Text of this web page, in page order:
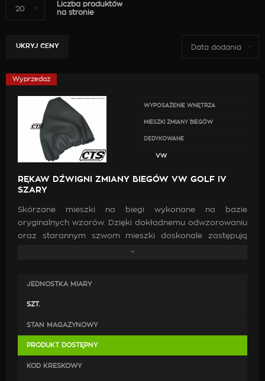
20
Liczba produktów
na stronie
UKRYJ CENY Data dodania
WYPOSAŻENIE WNĘTRZA
MIESZKI ZMIANY BIEGÓW
DEDYKOWANE
VW
RĘKAW DŹWIGNI ZMIANY BIEGÓW VW GOLF IV
SZARY
Skórzane mieszki na biegi wykonane na bazie
oryginalnych wzorów. Dzięki dokładnemu odwzorowaniu
oraz starannym szwom mieszki doskonale zastępują
oryginalne. Wykonanie ich z wysokiej jakości skóry oraz
się do poprawy estetyki wewnątrz samochodu.
JEDNOSTKA MIARY
SZT.
STAN MAGAZYNOWY
PRODUKT DOSTĘPNY
KOD KRESKOWY
Wyprzedaż